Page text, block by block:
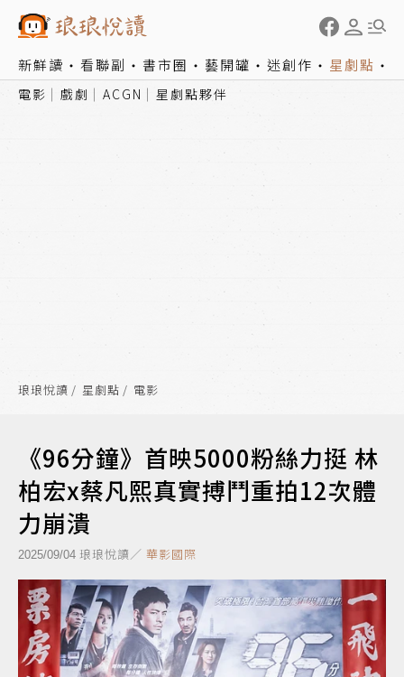
新鮮讀 看聯副 書市圈 藝開罐 迷創作 星劇點
電影 戲劇 ACGN 星劇點夥伴
琅琅悅讀 星劇點 電影
《96分鐘》首映5000粉絲力挺 林
柏宏x蔡凡熙真實搏鬥重拍12次體
力崩潰
2025/09/04 琅琅悅讀／ 華影國際